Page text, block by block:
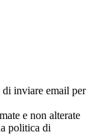
di inviare email per
e non alterate
politica di